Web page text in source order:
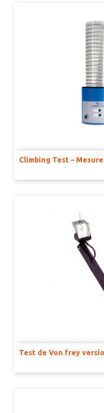
Climbing Test –
Test de Von frey